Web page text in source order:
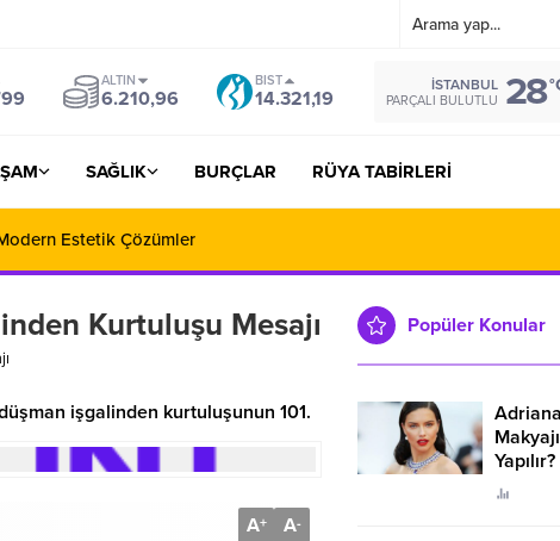
ALTIN
6.210,96
BIST
14.321,19
İSTANBUL
PARÇALI BULUTLU 28
SAĞLIK BURÇLAR RÜYA TABİRLERİ
Gerekenler
Kurtuluşu Mesajı
işgalinden kurtuluşunun 101.
A+ A-
Popüler Konular
Yapılır?